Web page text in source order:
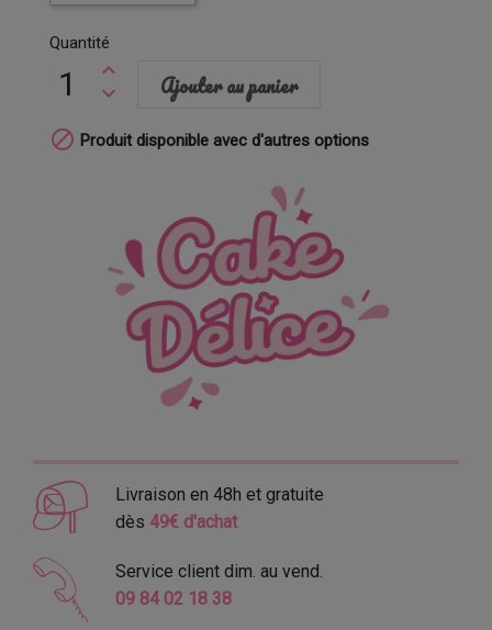
Quantité
Ajouter au panier
 Produit disponible avec d'autres options
Livraison en 48h et gratuite
dès 49€ d'achat
Service client dim. au vend.
09 84 02 18 38